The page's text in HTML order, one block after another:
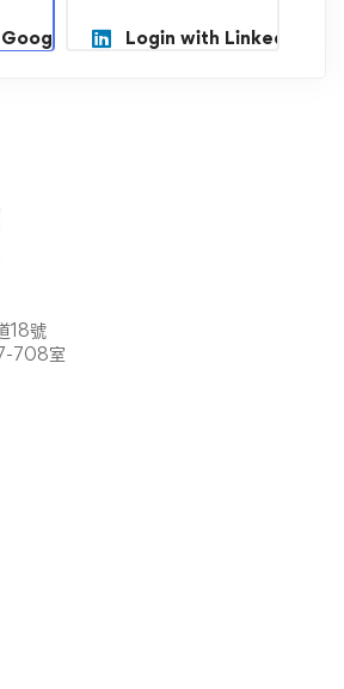
Login with Linkedin
18號
708室